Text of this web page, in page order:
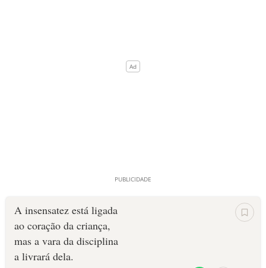
A insensatez está ligada
ao coração da criança,
mas a vara da disciplina
a livrará dela.